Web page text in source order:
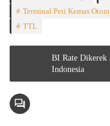
Terminal Peti Kemas
TTL
BI Rate Dikerek
Indonesia